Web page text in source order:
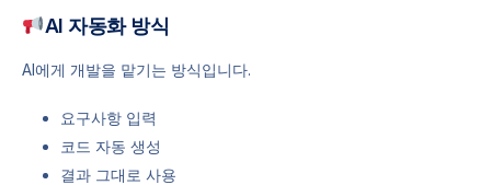
AI 자동화 방식
AI에게 개발을 맡기는 방식입니다.
요구사항 입력
코드 자동 생성
결과 그대로 사용